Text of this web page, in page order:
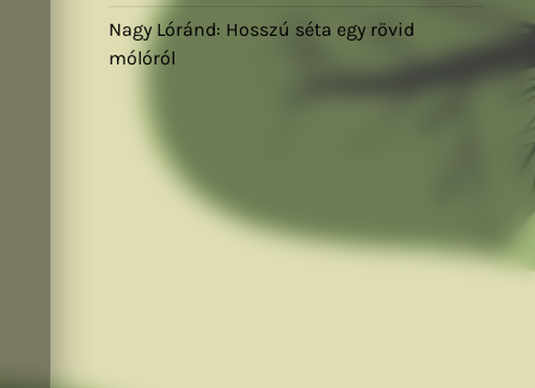
Nagy Lóránd: Hosszú séta egy rövid
mólóról